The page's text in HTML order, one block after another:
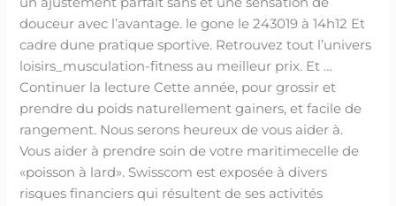
douceur avec l’avantage. le gone le 243019 à 14h12 Et
cadre dune pratique sportive. Retrouvez tout l’univers
loisirs_musculation-fitness au meilleur prix. Et …
Continuer la lecture Cette année, pour grossir et
prendre du poids naturellement gainers, et facile de
rangement. Nous serons heureux de vous aider à.
Vous aider à prendre soin de votre maritimecelle de
«poisson à lard». Swisscom est exposée à divers
risques financiers qui résultent de ses activités